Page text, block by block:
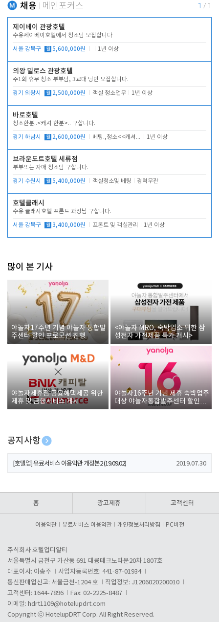
채용 메인포커스 1 / 1
제이베이 관광호텔
수유제이베이호텔에서 청소팀 모집합니다
서울 강북구 월 5,600,000원 1년 이상
의왕 밀로스 관광호텔
주1회 휴무 청소 부부팀, 3교대 당번 모집합니다.
경기 의왕시 월 2,500,000원 객실 청소업무 1년 이상
바로호텔
청소한분..<캐셔 한분>.. 구합니다.
경기 하남시 월 2,600,000원 베팅.,청소<<캐셔 모셔봅니다. 1년 이상
브라운도트호텔 세류점
부부또는 자매 청소팀 구합니다.
경기 수원시 월 5,400,000원 객실청소및 베팅 경력무관
호텔클래시
수유 클래시호텔 프론트 과장님 구합니다.
서울 강북구 월 3,400,000원 프론트 및 객실관리 1년 이상
많이 본 기사
야놀자17주년 기념 야놀자 통합발
주센터 할인 프로모션 진행
<야놀자 MRO, 숙박업소 위한 삼
성전자 가전제품 특가 개시>
야놀자제휴점 금융혜택제공 위한
제휴 및 금융서비스 게시
야놀자16주년 기념 제휴 숙박업주
대상 야놀자통합발주센터 할인쿠
폰 증정
공지사항
[호텔업] 개인정보 처리방침 개정본1 (19.09.02)
[호텔업] 유료서비스 이용약관 개정본2 (19.09.02) 2019.07.30
홈 광고제휴 고객센터
이용약관 유료서비스 이용약관 개인정보처리방침 PC버전
주식회사 호텔업디알티
서울특별시 금천구 가산동 691 대륭테크노타운20차 1807호
대표이사: 이송주
사업자등록번호: 441-87-01934
통신판매업신고: 서울금천-1204 호
직업정보: J1206020200010
고객센터: 1644-7896
Fax: 02-2225-8487
이메일: hdrt1109@hotelupdrt.com
Copyright ⓒ HotelupDRT Corp. All Right Reserved.